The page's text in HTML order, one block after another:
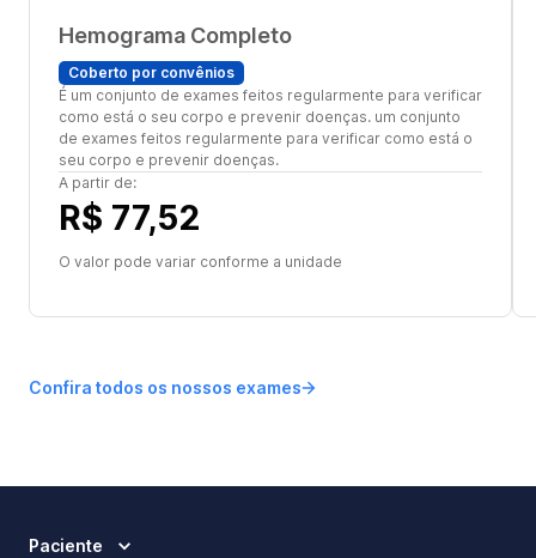
Hemograma Completo
Coberto por convênios
É um conjunto de exames feitos regularmente para verificar
como está o seu corpo e prevenir doenças. um conjunto
de exames feitos regularmente para verificar como está o
seu corpo e prevenir doenças.
A partir de:
R$ 77,52
O valor pode variar conforme a unidade
Confira todos os nossos exames
Paciente